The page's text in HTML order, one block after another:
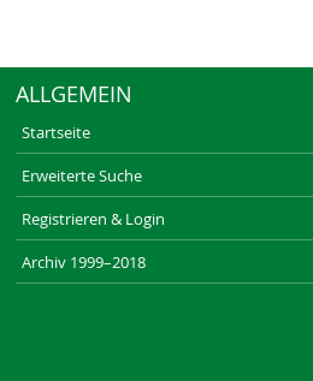
ALLGEMEIN
Startseite
Erweiterte Suche
Registrieren & Login
Archiv 1999–2018